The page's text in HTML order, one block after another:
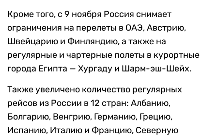
Кроме того, с 9 ноября Россия снимает
ограничения на перелеты в ОАЭ, Австрию,
Швейцарию и Финляндию, а также на
регулярные и чартерные полеты в курортные
города Египта — Хургаду и Шарм-эш-Шейх.
Также увеличено количество регулярных
рейсов из России в 12 стран: Албанию,
Болгарию, Венгрию, Германию, Грецию,
Испанию, Италию и Францию, Северную